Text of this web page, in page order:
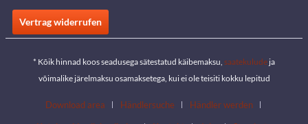
Vertrag widerrufen
* Kõik hinnad koos seadusega sätestatud käibemaksu, saatekulude ja
võimalike järelmaksu osamaksetega, kui ei ole teisiti kokku lepitud
Download area Händlersuche
Händler werden